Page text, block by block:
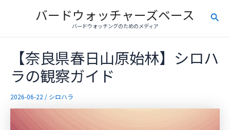
バードウォッチャーズベース
バードウォッチングのためのメディア
検
【奈良県春日山原始林】シロハ
ラの観察ガイド
2026-06-22 / シロハラ